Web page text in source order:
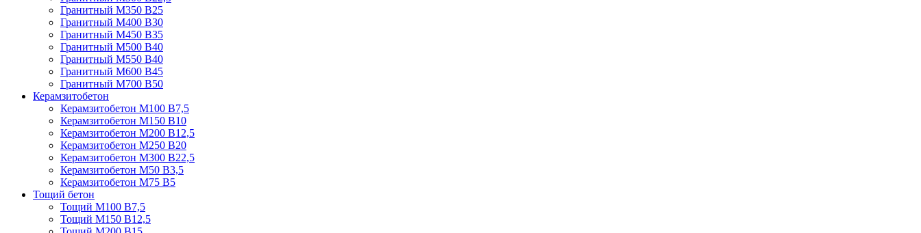
Гранитный М350 В25
Гранитный М400 В30
Гранитный М450 В35
Гранитный М500 В40
Гранитный М550 В40
Гранитный М600 В45
Гранитный М700 В50
Керамзитобетон
Керамзитобетон М100 В7,5
Керамзитобетон М150 В10
Керамзитобетон М200 В12,5
Керамзитобетон М250 В20
Керамзитобетон М300 В22,5
Керамзитобетон М50 В3,5
Керамзитобетон М75 В5
Тощий бетон
Тощий М100 В7,5
Тощий М150 В12,5